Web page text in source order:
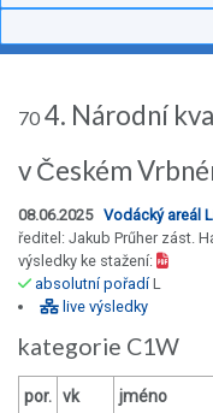
70 4. Národní
v Českém
08.06.2025 Vodácký areál
ředitel: Jakub Prűher zást.
výsledky ke stažení:
absolutní pořadíL
live výsledky
kategorie C1W
por. vk jméno